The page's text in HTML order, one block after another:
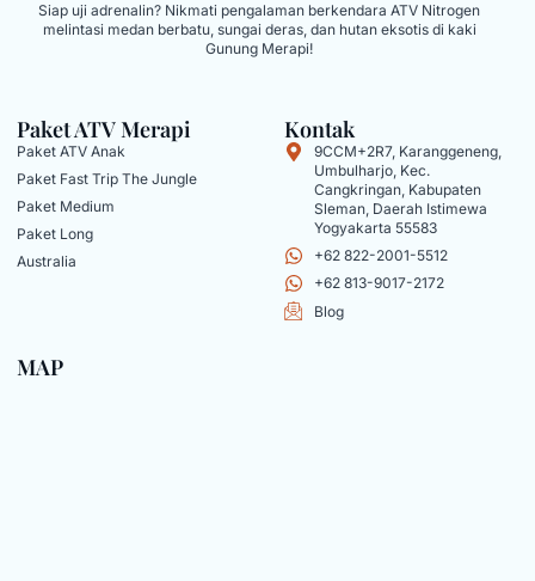
Siap uji adrenalin? Nikmati pengalaman berkendara ATV Nitrogen
melintasi medan berbatu, sungai deras, dan hutan eksotis di kaki
Gunung Merapi!
Paket ATV Merapi
Paket ATV Anak
Paket Fast Trip The Jungle
Paket Medium
Paket Long
Australia
Kontak
9CCM+2R7, Karanggeneng,
Umbulharjo, Kec.
Cangkringan, Kabupaten
Sleman, Daerah Istimewa
Yogyakarta 55583
+62 822-2001-5512
+62 813-9017-2172
Blog
MAP